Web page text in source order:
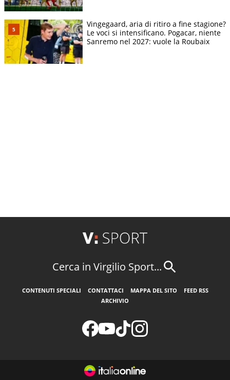
Vingegaard, aria di ritiro a fine stagione?
Le voci si intensificano. Pogacar, niente
Sanremo nel 2027: vuole la Roubaix
Cerca in Virgilio Sport...
CONTENUTI SPECIALI CONTATTACI MAPPA DEL SITO
FEED RSS
ARCHIVIO